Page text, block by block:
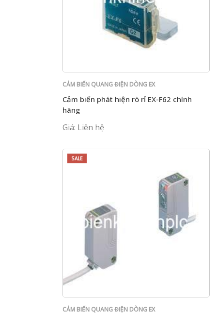
CẢM BIẾN QUANG ĐIỆN DÒNG EX
Cảm biến phát hiện rò rỉ EX-F62 chính
hãng
Giá: Liên hệ
SALE
CẢM BIẾN QUANG ĐIỆN DÒNG EX